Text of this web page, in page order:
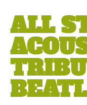
ALL